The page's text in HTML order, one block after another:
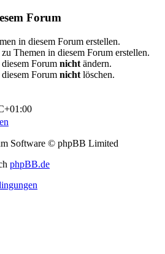
Forum
in diesem Forum erstellen.
Themen in diesem Forum erstellen.
Forum nicht ändern.
Forum nicht löschen.
Software © phpBB Limited
phpBB.de